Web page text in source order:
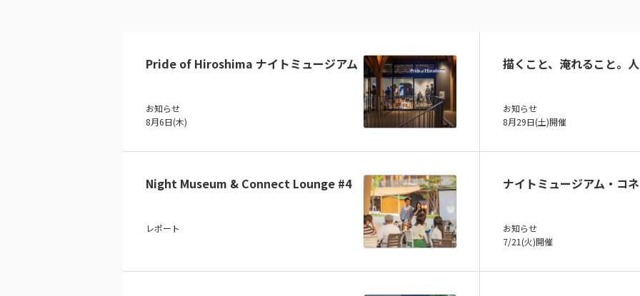
Pride of Hiroshima ナイトミュージアム
お知らせ
8月6日(木)
描くこと、淹れること。
お知らせ
8月29日(土)開催
Night Museum & Connect Lounge #4
レポート
ナイトミュージアム・コ
お知らせ
7/21(火)開催